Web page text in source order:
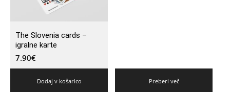
The Slovenia cards –
igralne karte
7.90€
Dodaj v košarico Preberi več